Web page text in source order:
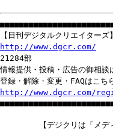
【日刊デジタルクリエイ
http://www.dgcr.com/
21284部
情報提供・投稿・広告の御
登録・解除・変更・FAQはこち
http://www.dgcr.com/
【デジクリは「メディア